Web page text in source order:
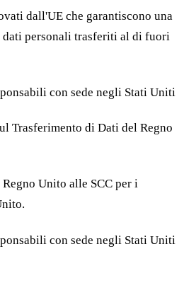
dall'UE che garantiscono una
dati personali trasferiti al di fuori
con sede negli Stati Uniti
Trasferimento di Dati del Regno
Unito alle SCC per i
con sede negli Stati Uniti